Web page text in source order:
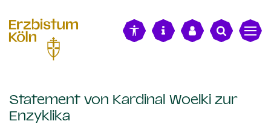
Statement von Kardinal Woelki zur
Enzyklika